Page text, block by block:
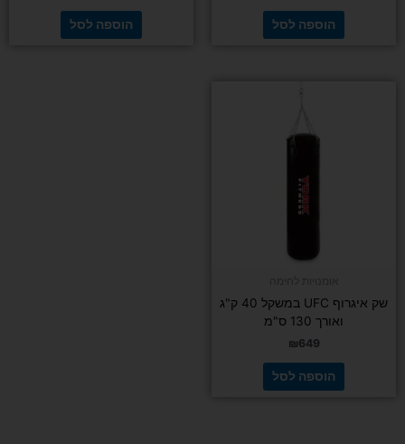
הוספה לסל הוספה לסל
שק איגרוף UFC במשקל 40 ק"ג
ואורך 130 ס"מ
₪649
הוספה לסל